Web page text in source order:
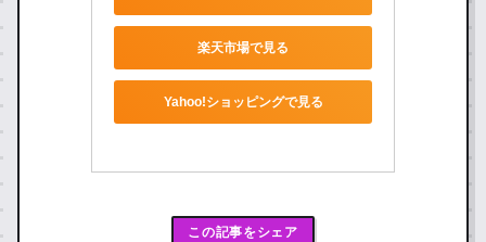
楽天市場で見る
Yahoo!ショッピングで見る
この記事をシェア